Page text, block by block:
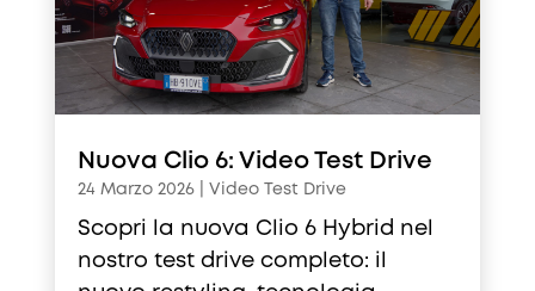
Nuova Clio 6: Video Test Drive
24 Marzo 2026| Video Test Drive
Scopri la nuova Clio 6 Hybrid nel
nostro test drive completo: il